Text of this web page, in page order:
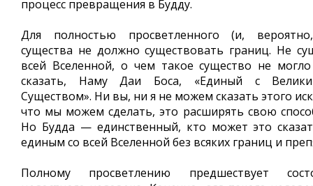
процесс превращения в Будду.
Для полностью просветленного (и, вероятно,
существа не должно существовать границ. Не
всей Вселенной, о чем такое существо не
сказать, Наму Даи Боса, «Единый с
Существом». Ни вы, ни я не можем сказать этого
что мы можем сделать, это расширять свою
Но Будда — единственный, кто может это
единым со всей Вселенной без всяких границ и
Полному просветлению предшествует